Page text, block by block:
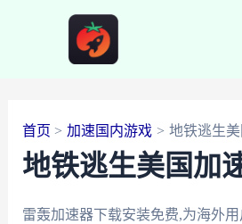
首页 加速国内游戏 地铁逃生
地铁逃生美国加
雷轰加速器下载安装免费,为海外用